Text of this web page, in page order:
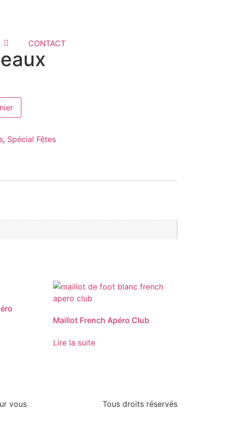
CONTACT
, Spécial Fêtes
Maillot French Apéro Club
Lire la suite
vous Tous droits réservés